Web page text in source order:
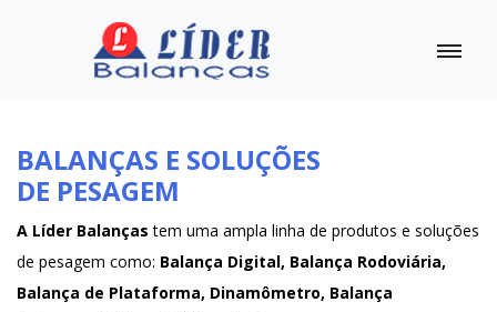
BALANÇAS E SOLUÇÕES
DE PESAGEM
A Líder Balanças tem uma ampla linha de produtos e soluções
de pesagem como: Balança Digital, Balança Rodoviária,
Balança de Plataforma, Dinamômetro, Balança